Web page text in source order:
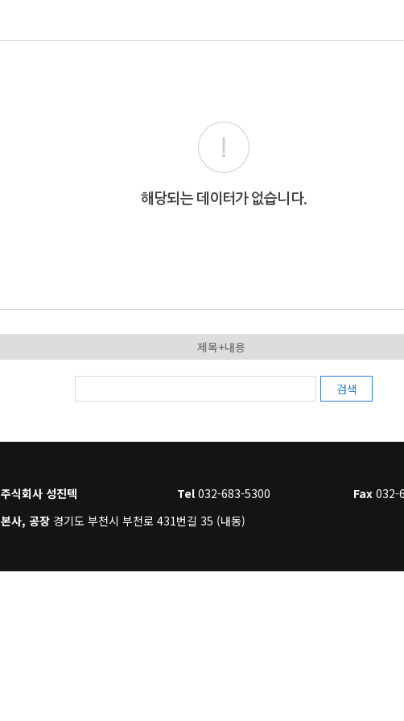
해당되는 데이터가 없습니다.
검색
주식회사 성진텍 Tel032-683-5300 Fax032-
본사, 공장경기도 부천시 부천로 431번길 35 (내동)